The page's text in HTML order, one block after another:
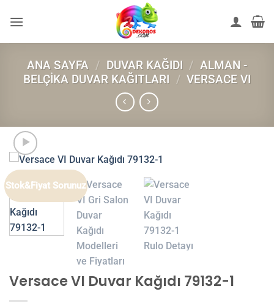
atla
ANA SAYFA / DUVAR KAĞIDI / ALMAN -
BELÇIKA DUVAR KAĞITLARI / VERSACE VI
Stok&Fiyat Sorunuz
Versace VI Duvar Kağıdı 79132-1